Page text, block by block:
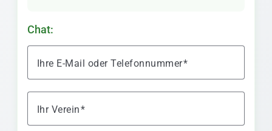
Chat:
Ihre E-Mail oder Telefonnummer
Ihr Verein